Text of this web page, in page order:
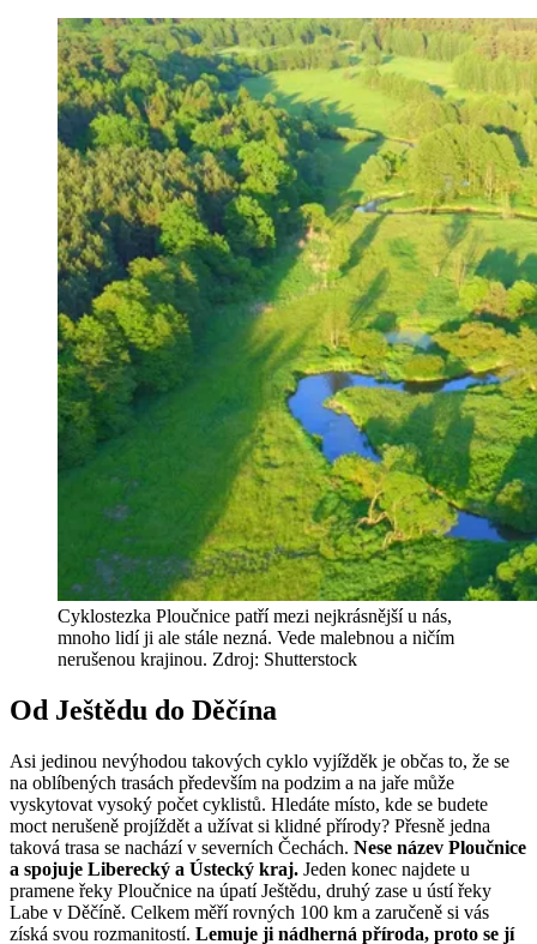
Cyklostezka Ploučnice patří mezi nejkrásnější u nás,
mnoho lidí ji ale stále nezná. Vede malebnou a ničím
nerušenou krajinou. Zdroj: Shutterstock
Od Ještědu do Děčína
Asi jedinou nevýhodou takových cyklo vyjížděk je občas to, že se
na oblíbených trasách především na podzim a na jaře může
vyskytovat vysoký počet cyklistů. Hledáte místo, kde se budete
moct nerušeně projíždět a užívat si klidné přírody? Přesně jedna
taková trasa se nachází v severních Čechách. Nese název Ploučnice
a spojuje Liberecký a Ústecký kraj. Jeden konec najdete u
pramene řeky Ploučnice na úpatí Ještědu, druhý zase u ústí řeky
Labe v Děčíně. Celkem měří rovných 100 km a zaručeně si vás
získá svou rozmanitostí. Lemuje ji nádherná příroda, proto se jí